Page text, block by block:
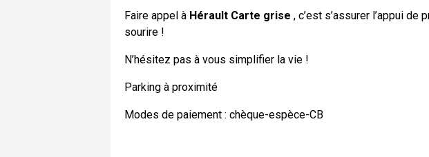
Faire appel à Hérault Carte grise , c’est s’assurer l’appui
sourire !
N’hésitez pas à vous simplifier la vie !
Parking à proximité
Modes de paiement : chèque-espèce-CB